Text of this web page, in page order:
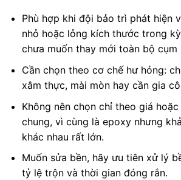
Phù hợp khi đội bảo trì phát hiện
nhỏ hoặc lỏng kích thước trong
chưa muốn thay mới toàn bộ cụm
Cần chọn theo cơ chế hư hỏng:
xâm thực, mài mòn hay cần gia
Không nên chọn chỉ theo giá
chung, vì cùng là epoxy nhưng
khác nhau rất lớn.
Muốn sửa bền, hãy ưu tiên xử lý
tỷ lệ trộn và thời gian đóng rắn.